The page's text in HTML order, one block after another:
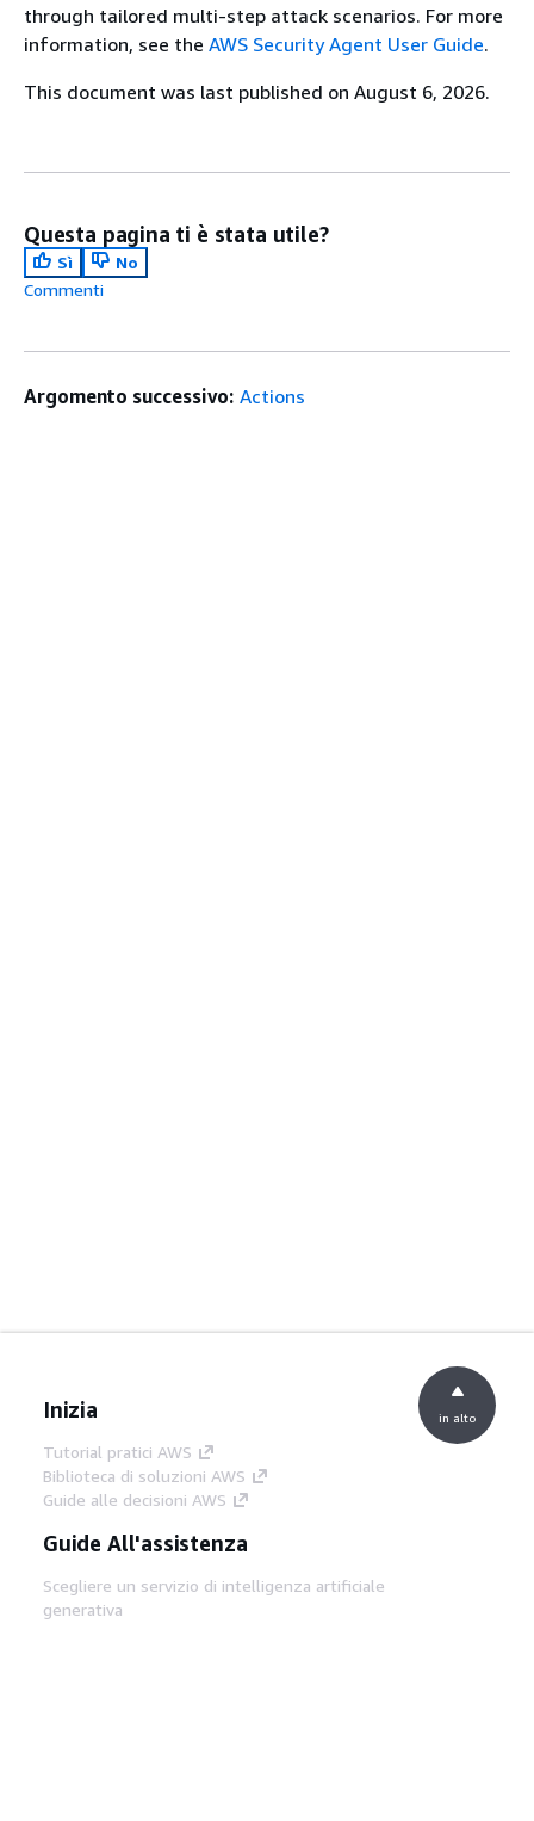
through tailored multi-step attack scenarios. For more
information, see the AWS Security Agent User Guide.
This document was last published on August 6, 2026.
Questa pagina ti è stata utile?
Sì
No
Commenti
Argomento successivo: Actions
Inizia
Tutorial pratici AWS
Biblioteca di soluzioni AWS
Guide alle decisioni AWS
Guide All'assistenza
Scegliere un servizio di intelligenza artificiale
generativa
in alto